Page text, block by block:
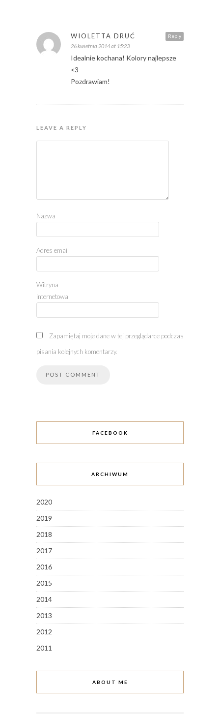
Reply
WIOLETTA DRUĆ
26 kwietnia 2014 at 15:23
Idealnie kochana! Kolory najlepsze
<3
Pozdrawiam!
LEAVE A REPLY
Nazwa
Adres email
Witryna
internetowa
Zapamiętaj moje dane w tej przeglądarce podczas
pisania kolejnych komentarzy.
FACEBOOK
ARCHIWUM
2020
2019
2018
2017
2016
2015
2014
2013
2012
2011
ABOUT ME